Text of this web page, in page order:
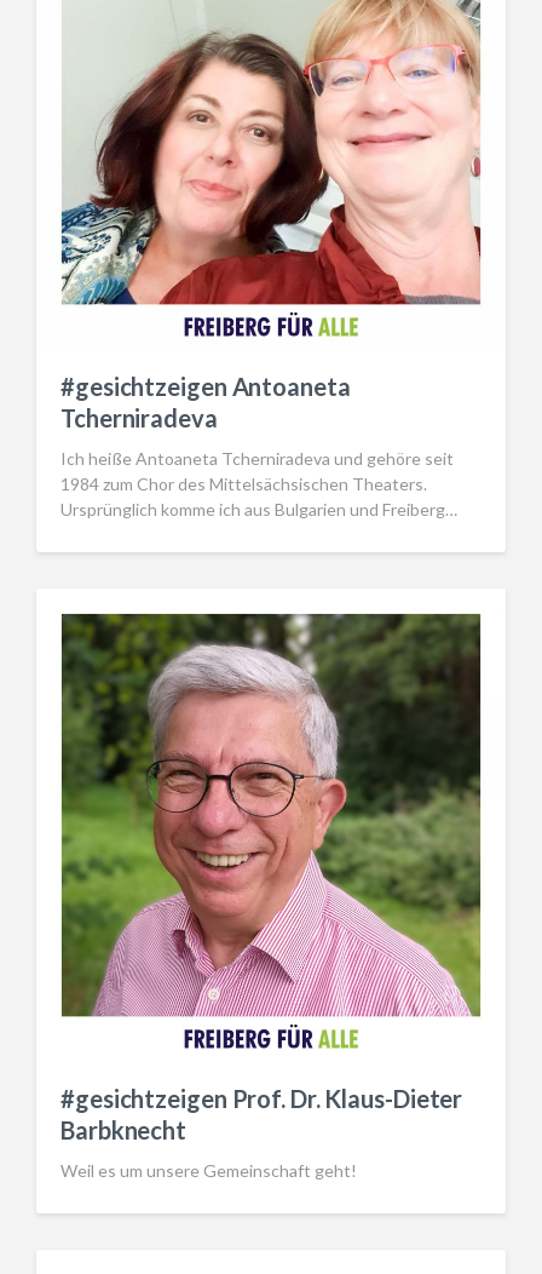
#gesichtzeigen Antoaneta
Tcherniradeva
Ich heiße Antoaneta Tcherniradeva und gehöre seit
1984 zum Chor des Mittelsächsischen Theaters.
Ursprünglich komme ich aus Bulgarien und Freiberg…
#gesichtzeigen Prof. Dr. Klaus-Dieter
Barbknecht
Weil es um unsere Gemeinschaft geht!